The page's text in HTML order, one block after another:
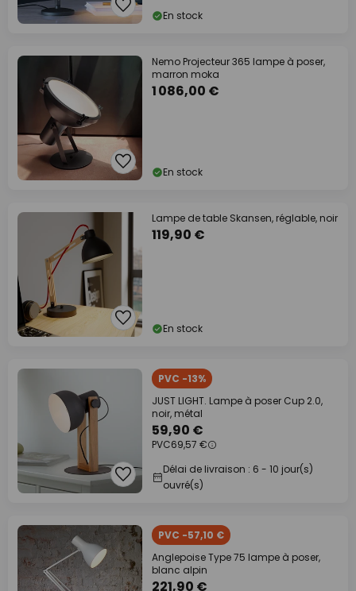
En stock
Nemo Projecteur 365 lampe à poser,
marron moka
1 086,00 €
En stock
Lampe de table Skansen, réglable, noir
119,90 €
En stock
PVC -13%
JUST LIGHT. Lampe à poser Cup 2.0,
noir, métal
59,90 €
PVC69,57 €
Délai de livraison : 6 - 10 jour(s)
ouvré(s)
PVC -57,10 €
Anglepoise Type 75 lampe à poser,
blanc alpin
221,90 €